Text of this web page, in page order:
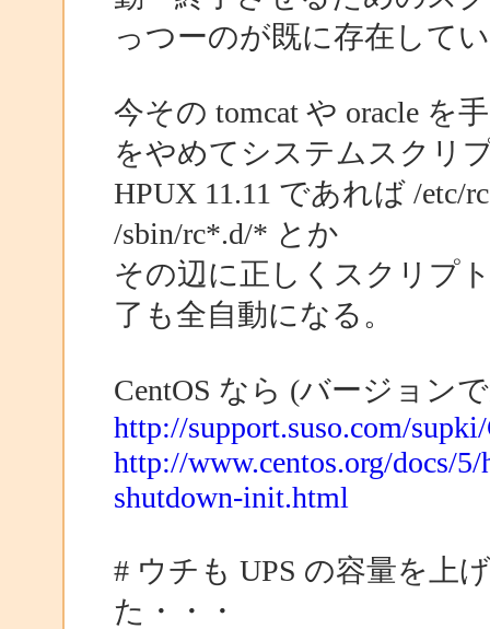
っつーのが既に存在して
今その tomcat や oracle を
をやめてシステムスクリ
HPUX 11.11 であれば /etc/
/sbin/rc*.d/* とか
その辺に正しくスクリプ
了も全自動になる。
CentOS なら (バージョン
http://support.suso.com/
http://www.centos.org/docs/
shutdown-init.html
# ウチも UPS の容量を上
た・・・